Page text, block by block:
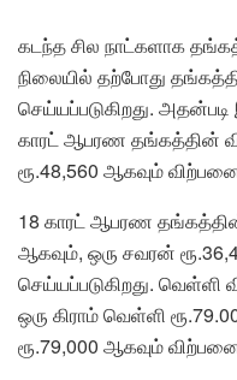
கடந்த சில நாட்களாக
நிலையில் தற்போது
செய்யப்படுகிறது. அதன்படி
காரட் ஆபரண தங்கத்தின்
ரூ.48,560 ஆகவும்
18 காரட் ஆபரண தங்கத்தின்
ஆகவும், ஒரு சவரன்
செய்யப்படுகிறது. வெள்ளி
ஒரு கிராம் வெள்ளி
ரூ.79,000 ஆகவும்